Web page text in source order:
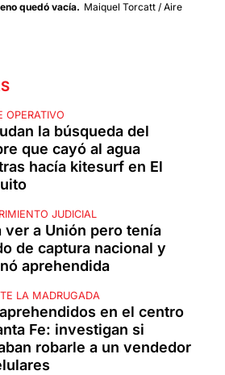
quedó vacía. Maiquel Torcatt / Aire
OPERATIVO
la búsqueda del
que cayó al agua
hacía kitesurf en El
JUDICIAL
ver a Unión pero tenía
de captura nacional y
aprehendida
LA MADRUGADA
en el centro
Fe: investigan si
robarle a un vendedor